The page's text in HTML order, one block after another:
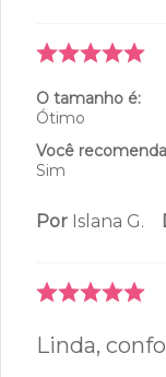
O tamanho é:
Ótimo
Você
Sim
Por Islana G.
Linda,